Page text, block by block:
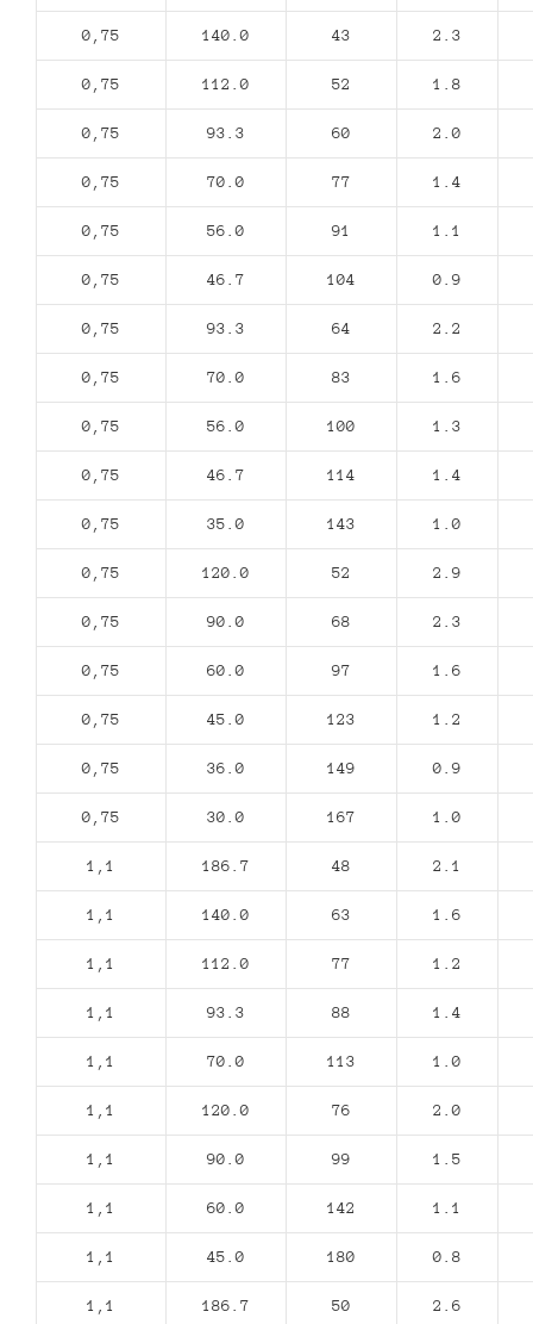
0,75 140.0 43 2.3
0,75 112.0 52 1.8
0,75 93.3 60 2.0
0,75 70.0 77 1.4
0,75 56.0 91 1.1
0,75 46.7 104 0.9
0,75 93.3 64 2.2
0,75 70.0 83 1.6
0,75 56.0 100 1.3
0,75 46.7 114 1.4
0,75 35.0 143 1.0
0,75 120.0 52 2.9
0,75 90.0 68 2.3
0,75 60.0 97 1.6
0,75 45.0 123 1.2
0,75 36.0 149 0.9
0,75 30.0 167 1.0
1,1 186.7 48 2.1
1,1 140.0 63 1.6
1,1 112.0 77 1.2
1,1 93.3 88 1.4
1,1 70.0 113 1.0
1,1 120.0 76 2.0
1,1 90.0 99 1.5
1,1 60.0 142 1.1
1,1 45.0 180 0.8
1,1 186.7 50 2.6